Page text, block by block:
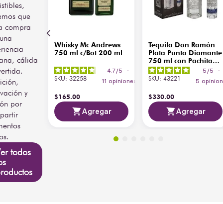
suave, madera ligera y
sutiles toques dulces.
En boca es redondo,
amable y bien
estructurado, con un final
limpio y persistente. Se
recomienda servirse
ligeramente fresco para
resaltar su elegancia. En
maridaje acompaña
carnes blancas, pescados
grasos y cocina mexicana
contemporánea, y en
coctelería aporta
profundidad sin dominar
el trago.
que
compra
cálida
y
por
todos
Whisky Mc Andrews
750 ml c/Bot 200 ml
4.7/5
-
11 opiniones
SKU: 32258
$165.00
Agregar
Tequila Don Ramón
Plata Punta Diamante
750 ml con Pachita
200 ml
5/5
-
5
SKU: 43221
$330.00
Agregar